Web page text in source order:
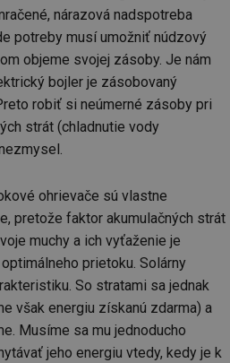
nárazová nadspotreba
potreby musí umožniť núdzový
objeme svojej zásoby. Je nám
bojler je zásobovaný
robiť si neúmerné zásoby pri
strát (chladnutie vody
ohrievače sú vlastne
pretože faktor akumulačných strát
muchy a ich vyťaženie je
prietoku. Solárny
So stratami sa jednak
však energiu získanú zdarma) a
Musíme sa mu jednoducho
jeho energiu vtedy, kedy je k